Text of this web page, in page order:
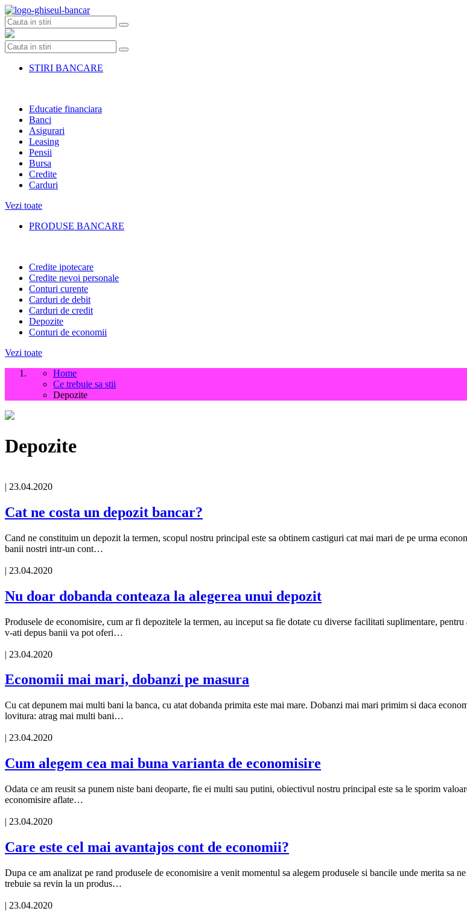
Skip
to
content
STIRI BANCARE
Educatie financiara
Banci
Asigurari
Leasing
Pensii
Bursa
Credite
Carduri
Vezi toate
PRODUSE BANCARE
Credite ipotecare
Credite nevoi personale
Conturi curente
Carduri de debit
Carduri de credit
Depozite
Conturi de economii
Vezi toate
Home
Ce trebuie sa stii
Depozite
Depozite
| 23.04.2020
Cat ne costa un depozit bancar?
Cand ne constituim un depozit la termen, scopul nostru principal este sa obtinem castiguri cat mai mari de pe urma
banii nostri intr-un cont…
| 23.04.2020
Nu doar dobanda conteaza la alegerea unui depozit
Produsele de economisire, cum ar fi depozitele la termen, au inceput sa fie dotate cu diverse facilitati suplimentare,
v-ati depus banii va pot oferi…
| 23.04.2020
Economii mai mari, dobanzi pe masura
Cu cat depunem mai multi bani la banca, cu atat dobanda primita este mai mare. Dobanzi mai mari primim si daca
lovitura: atrag mai multi bani…
| 23.04.2020
Cum alegem cea mai buna varianta de economisire
Odata ce am reusit sa punem niste bani deoparte, fie ei multi sau putini, obiectivul nostru principal este sa le sporim
economisire aflate…
| 23.04.2020
Care este cel mai avantajos cont de economii?
Dupa ce am analizat pe rand produsele de economisire a venit momentul sa alegem produsele si bancile unde merita sa
trebuie sa revin la un produs…
| 23.04.2020